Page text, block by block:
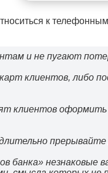
к
и не пугают
клиентов, либо
клиентов
прерывайте
банка» незнаковые